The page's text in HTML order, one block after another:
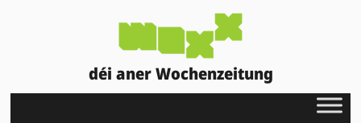
déi aner Wochenzeitung